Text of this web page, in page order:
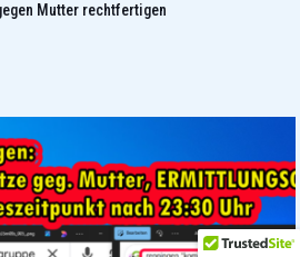
Mutter rechtfertigen